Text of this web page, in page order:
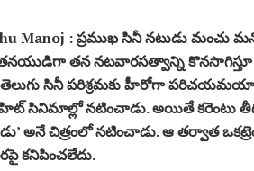
Manoj : ప్రముఖ సినీ నటుడు మంచు
తన నటవారసత్వాన్ని కొనసాగిస్తూ
సినీ పరిశ్రమకు హీరోగా
సినిమాల్లో నటించాడు. అయితే కరెంటు
అనే చిత్రంలో నటించాడు. ఆ తర్వాత
కనిపించలేదు.